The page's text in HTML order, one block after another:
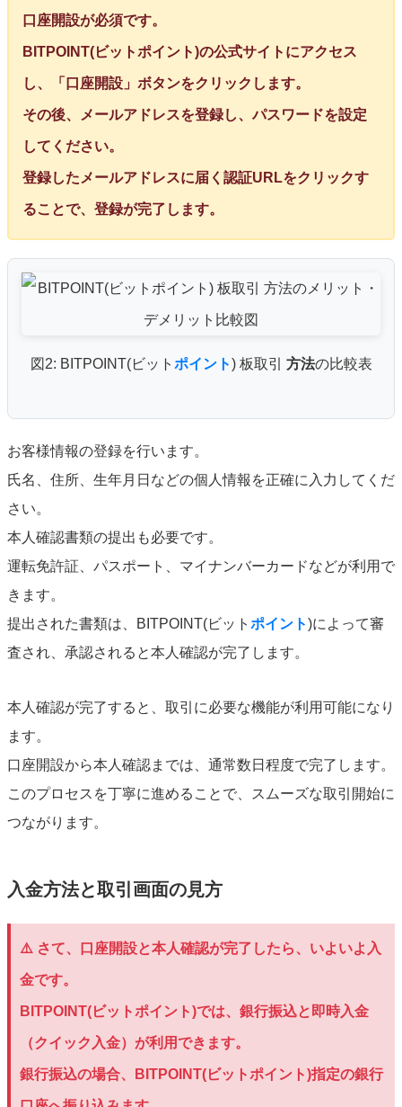
口座開設が必須です。
BITPOINT(ビットポイント)の公式サイトにアクセス
し、「口座開設」ボタンをクリックします。
その後、メールアドレスを登録し、パスワードを設定
してください。
登録したメールアドレスに届く認証URLをクリックす
ることで、登録が完了します。
図2: BITPOINT(ビット ポイント) 板取引 方法の比較表
お客様情報の登録を行います。
氏名、住所、生年月日などの個人情報を正確に入力してくだ
さい。
本人確認書類の提出も必要です。
運転免許証、パスポート、マイナンバーカードなどが利用で
きます。
提出された書類は、BITPOINT(ビット ポイント)によって審
査され、承認されると本人確認が完了します。
本人確認が完了すると、取引に必要な機能が利用可能になり
ます。
口座開設から本人確認までは、通常数日程度で完了します。
このプロセスを丁寧に進めることで、スムーズな取引開始に
つながります。
入金方法と取引画面の見方
⚠️ さて、口座開設と本人確認が完了したら、いよいよ入
金です。
BITPOINT(ビットポイント)では、銀行振込と即時入金
（クイック入金）が利用できます。
銀行振込の場合、BITPOINT(ビットポイント)指定の銀行